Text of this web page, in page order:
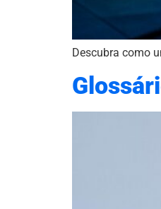
Descubra como